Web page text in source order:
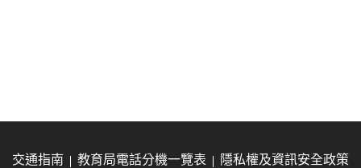
交通指南 教育局電話分機一覽表
隱私權及資訊安全政策